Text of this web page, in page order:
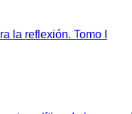
la reflexión. Tomo I